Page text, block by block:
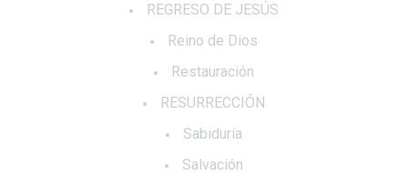
REGRESO DE JESÚS
Reino de Dios
Restauración
RESURRECCIÓN
Sabiduría
Salvación